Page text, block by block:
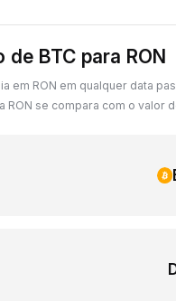
BTC para RON
em RON em qualquer data
RON se compara com o valor